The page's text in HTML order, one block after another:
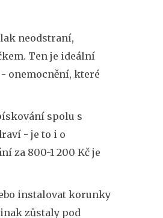
neodstraní,
Ten je ideální
onemocnění, které
spolu s
- je to i o
za 800-1 200 Kč je
instalovat korunky
zůstaly pod